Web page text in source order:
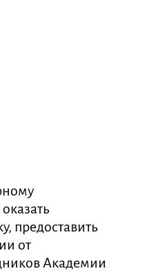
предоставить
от
Академии